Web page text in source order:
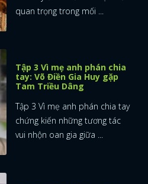
quan trọng trong mối ...
Tập 3 Vì mẹ anh phán chia
tay: Võ Điền Gia Huy gặp
Tam Triều Dâng
Tập 3 Vì mẹ anh phán chia tay
chứng kiến những tương tác
vui nhộn oan gia giữa ...